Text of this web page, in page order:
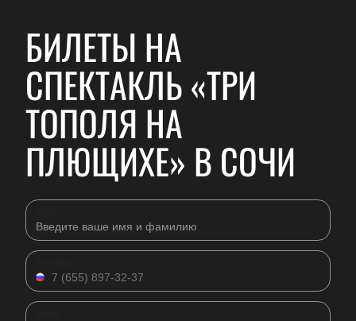
БИЛЕТЫ НА
СПЕКТАКЛЬ «ТРИ
ТОПОЛЯ НА
ПЛЮЩИХЕ» В СОЧИ